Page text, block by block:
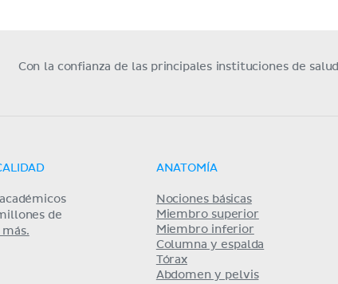
Con la confianza de las principales instituciones de salud
de
más.
ANATOMÍA
Nociones básicas
Miembro superior
Miembro inferior
Columna y espalda
Tórax
Abdomen y pelvis